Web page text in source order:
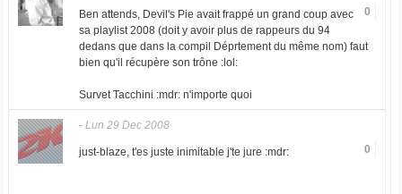
0
Ben attends, Devil's Pie avait frappé un grand coup avec
sa playlist 2008 (doit y avoir plus de rappeurs du 94
dedans que dans la compil Déprtement du même nom) faut
bien qu'il récupère son trône :lol:
Survet Tacchini :mdr: n'importe quoi
- Lun 29 Dec 2008
0
just-blaze, t'es juste inimitable j'te jure :mdr: